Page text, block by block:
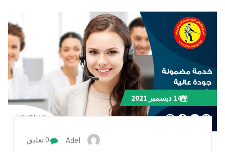
14ديسمبر 2021
Adel 0 تعليق